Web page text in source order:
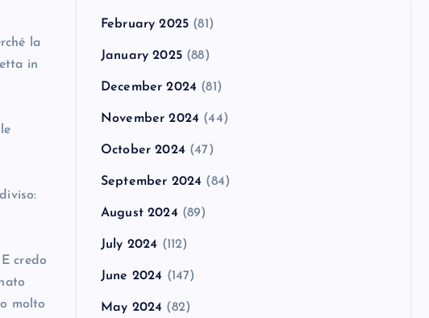
la
in
credo
molto
February 2025 (81)
January 2025(88)
December 2024 (81)
November 2024 (44)
October 2024 (47)
September 2024 (84)
August 2024 (89)
July 2024 (112)
June 2024 (147)
May 2024 (82)